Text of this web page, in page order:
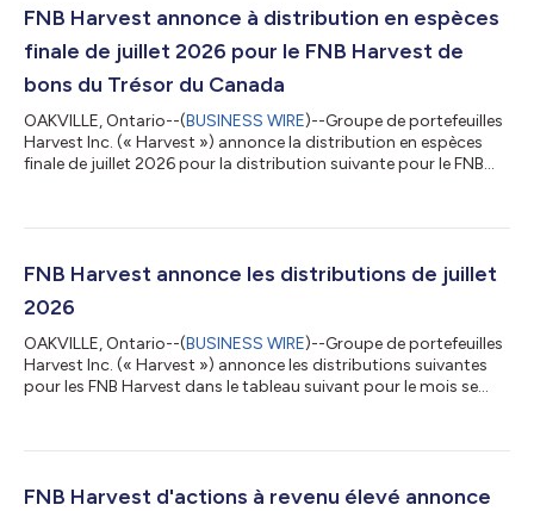
FNB Harvest annonce à distribution en espèces
finale de juillet 2026 pour le FNB Harvest de
bons du Trésor du Canada
OAKVILLE, Ontario--(BUSINESS WIRE)--Groupe de portefeuilles
Harvest Inc. (« Harvest ») annonce la distribution en espèces
finale de juillet 2026 pour la distribution suivante pour le FNB
août 2026 aux porteurs de parts inscrits le 31 juillet 2026. Les
espèces par part sont les suivants : FNB Harvest Symbole TSX
FNB Harvest annonce les distributions de juillet
2026
OAKVILLE, Ontario--(BUSINESS WIRE)--Groupe de portefeuilles
Harvest Inc. (« Harvest ») annonce les distributions suivantes
pour les FNB Harvest dans le tableau suivant pour le mois se
2026 avec une date ex-dividende du 31 juillet 2026. FNB Harvest
de santé HHL 0,0600 $ par unité FNB Harvest de revenu Leade...
FNB Harvest d'actions à revenu élevé annonce